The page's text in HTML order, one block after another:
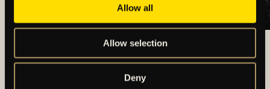
Allow all
Allow selection
Deny